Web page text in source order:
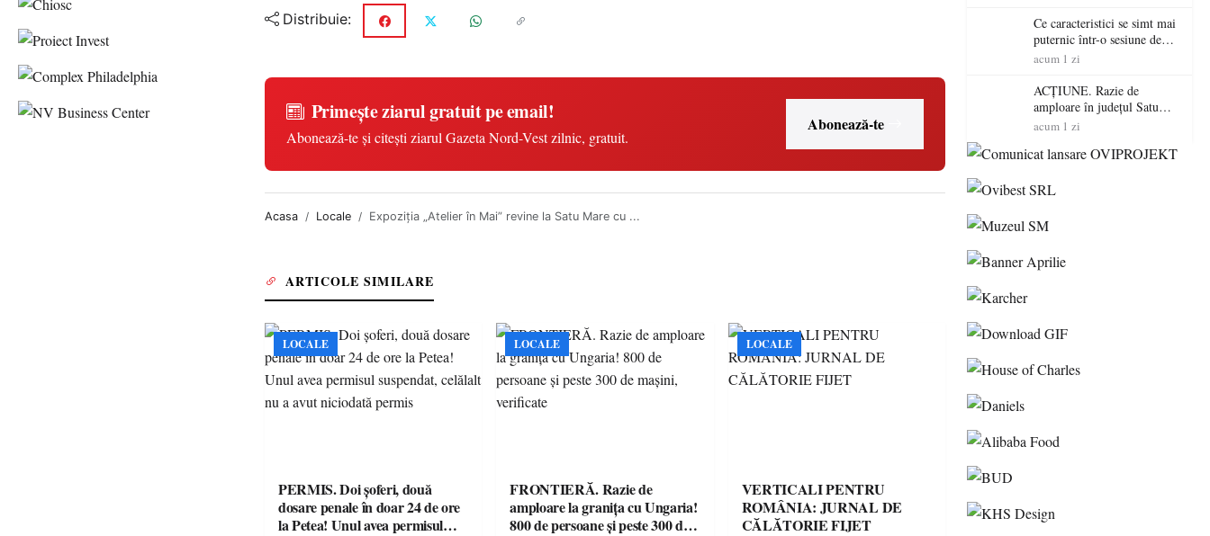
Distribuie:
Primește ziarul gratuit pe email!
Abonează-te și citești ziarul Gazeta Nord-Vest zilnic, gratuit.
Abonează-te
Acasa Locale Expoziția „Atelier în Mai” revine la Satu Mare cu ...
ARTICOLE SIMILARE
LOCALE
PERMIS. Doi șoferi, două
dosare penale în doar 24 de ore
la Petea! Unul avea permisul
LOCALE
FRONTIERĂ. Razie de
amploare la granița cu Ungaria!
800 de persoane și peste 300 de
LOCALE
VERTICALI PENTRU
ROMÂNIA: JURNAL DE
CĂLĂTORIE FIJET
Ce caracteristici se simt mai
puternic într-o sesiune de
distracție la sloturi online:
RTP?
acum 1 zi
ACȚIUNE. Razie de
amploare în județul Satu
Mare! Polițiștii au dat sute
șoferi fără permis într-o
acum 1 zi